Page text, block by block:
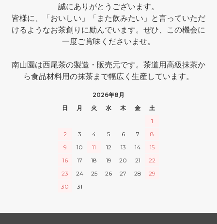
誠にありがとうございます。
皆様に、「おいしい」「また飲みたい」と言っていただ
けるようなお茶創りに励んでいます。ぜひ、この機会に
一度ご賞味くださいませ。
南山園は西尾茶の製造・販売元です。茶道用高級抹茶か
ら食品材料用の抹茶まで幅広く生産しています。
2026年8月
日
月 火 水 木 金
土
1
2
3 4 5 6 7
8
9
10 11 12 13 14
15
16
17 18 19 20 21
22
23
24 25 26 27 28
29
30
31